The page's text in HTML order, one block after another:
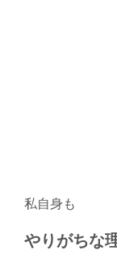
私自身も
やりがちな